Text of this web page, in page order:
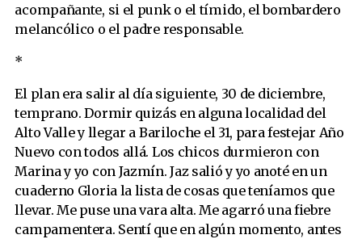
acompañante, si el punk o el tímido, el bombardero
melancólico o el padre responsable.
*
El plan era salir al día siguiente, 30 de diciembre,
temprano. Dormir quizás en alguna localidad del
Alto Valle y llegar a Bariloche el 31, para festejar Año
Nuevo con todos allá. Los chicos durmieron con
Marina y yo con Jazmín. Jaz salió y yo anoté en un
cuaderno Gloria la lista de cosas que teníamos que
llevar. Me puse una vara alta. Me agarró una fiebre
campamentera. Sentí que en algún momento, antes